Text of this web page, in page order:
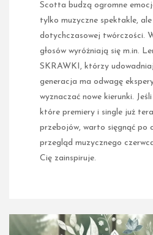
Scotta budzą ogromne
tylko muzyczne spektakle,
dotychczasowej twórczości.
głosów wyróżniają się m.in.
SKRAWKI, którzy
generacja ma odwagę
wyznaczać nowe kierunki.
które premiery i single już
przebojów, warto sięgnąć po
przegląd muzycznego
Cię zainspiruje.